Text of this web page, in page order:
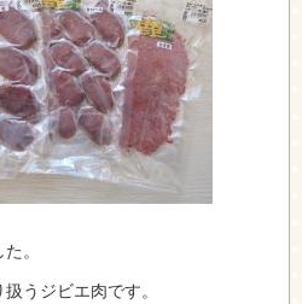
。
うジビエ肉です。